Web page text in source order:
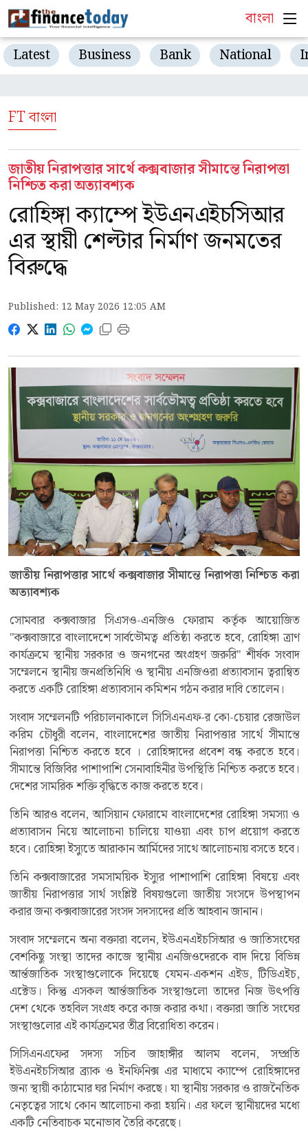
বাংলা
Latest Business Bank National
FT বাংলা
জাতীয় নিরাপত্তার সার্থে কক্সবাজার সীমান্তে নিরাপত্তা
নিশ্চিত করা অত্যাবশ্যক
রোহিঙ্গা ক্যাম্পে ইউএনএইচসিআর
এর স্থায়ী শেল্টার নির্মাণ জনমতের
বিরুদ্ধে
Published: 12 May 2026 12:05 AM
জাতীয় নিরাপত্তার সার্থে কক্সবাজার সীমান্তে নিরাপত্তা নিশ্চিত করা
অত্যাবশ্যক
সোমবার কক্সবাজার সিএসও-এনজিও ফোরাম কর্তৃক আয়োজিত
"কক্সবাজারে বাংলাদেশে সার্বভৌমত্ব প্রতিষ্ঠা করতে হবে, রোহিঙ্গা ত্রাণ
কার্যক্রমে স্থানীয় সরকার ও জনগনের অংগ্রহণ জরুরি" শীর্ষক সংবাদ
সম্মেলনে স্থানীয় জনপ্রতিনিধি ও স্থানীয় এনজিওরা প্রত্যাবসান ত্বরান্বিত
করতে একটি রোহিঙ্গা প্রত্যাবসান কমিশন গঠন করার দাবি তোলেন।
সংবাদ সম্মেলনটি পরিচালনাকালে সিসিএনএফ-র কো-চেয়ার রেজাউল
করিম চৌধুরী বলেন, বাংলাদেশের জাতীয় নিরাপত্তার সার্থে সীমান্তে
নিরাপত্তা নিশ্চিত করতে হবে । রোহিঙ্গাদের প্রবেশ বন্ধ করতে হবে।
সীমান্তে বিজিবির পাশাপাশি সেনাবাহিনীর উপস্থিতি নিশ্চিত করতে হবে।
দেশের সামরিক শক্তি বৃদ্ধিতে কাজ করতে হবে।
তিনি আরও বলেন, আসিয়ান ফোরামে বাংলাদেশের রোহিঙ্গা সমস্যা ও
প্রত্যাবাসন নিয়ে আলোচনা চালিয়ে যাওয়া এবং চাপ প্রয়োগ করতে
হবে। রোহিঙ্গা ইস্যুতে আরাকান আর্মিদের সাথে আলোচনায় বসতে হবে।
তিনি কক্সবাজারের সমসাময়িক ইস্যুর পাশাপাশি রোহিঙ্গা বিষয়ে এবং
জাতীয় নিরাপত্তার সার্থ সংশ্লিষ্ট বিষয়গুলো জাতীয় সংসদে উপস্থাপন
করার জন্য কক্সবাজারের সংসদ সদস্যদের প্রতি আহবান জানান।
সংবাদ সম্মেলনে অন্য বক্তারা বলেন, ইউএনএইচসিআর ও জাতিসংঘের
বেশকিছু সংস্থা তাদের কাজে স্থানীয় এনজিওদেরকে বাদ দিয়ে বিভিন্ন
আর্ন্তজাতিক সংস্থাগুলোকে দিয়েছে যেমন-একশন এইড, টিডিএইচ,
এক্টেড। কিন্তু এসকল আর্ন্তজাতিক সংস্থাগুলো তাদের নিজ উৎপত্তি
দেশ থেকে তহবিল সংগ্রহ করে কাজ করার কথা। বক্তারা জাতি সংঘের
সংস্থাগুলোর এই কার্যক্রমের তীব্র বিরোধিতা করেন।
সিসিএনএফের সদস্য সচিব জাহাঙ্গীর আলম বলেন, সম্প্রতি
ইউএনইচসিআর ব্র্যাক ও ইনফিনিক্স এর মাধ্যমে ক্যাম্পে রোহিঙ্গাদের
জন্য স্থায়ী কাঠামোর ঘর নির্মাণ করছে। যা স্থানীয় সরকার ও রাজনৈতিক
নেতৃত্বের সাথে কোন আলোচনা করা হয়নি। এর ফলে স্থানীয়দের মধ্যে
একটি নেতিবাচক মনোভাব তৈরি করেছে।